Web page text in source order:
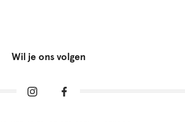
Wil je ons volgen